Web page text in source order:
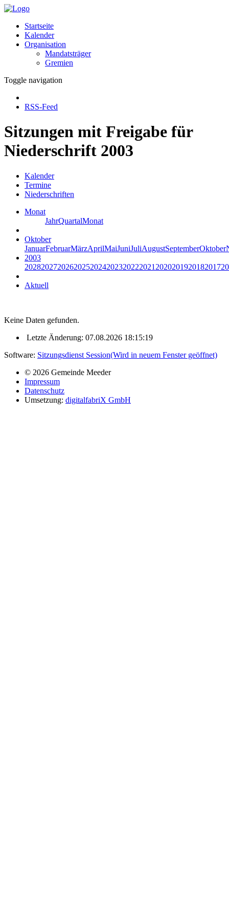
Startseite
Kalender
Organisation
Mandatsträger
Gremien
Toggle navigation
RSS-Feed
Sitzungen mit Freigabe für
Niederschrift 2003
Kalender
Termine
Niederschriften
Monat
JahrQuartalMonat
Oktober
JanuarFebruarMärzAprilMaiJuniJuliAugustSeptemberOktober
2003
20282027202620252024202320222021 2020201920182017
Aktuell
Keine Daten gefunden.
Letzte Änderung: 07.08.2026 18:15:19
Software: Sitzungsdienst Session(Wird in neuem Fenster geöffnet)
© 2026 Gemeinde Meeder
Impressum
Datenschutz
Umsetzung: digitalfabriX GmbH